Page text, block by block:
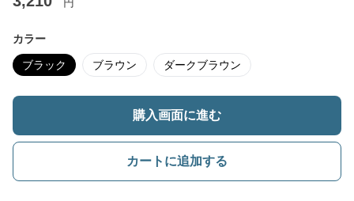
カラー
ブラック ブラウン ダークブラウン
購入画面に進む
カートに追加する